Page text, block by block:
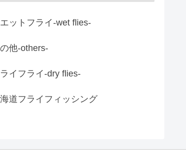
ットフライ-wet flies-
他-others-
ライフライ-dry flies-
道フライフィッシング